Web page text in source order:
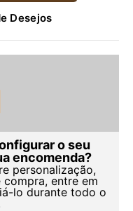
Desejos
o seu
encomenda?
personalização,
entre em
lo durante todo o